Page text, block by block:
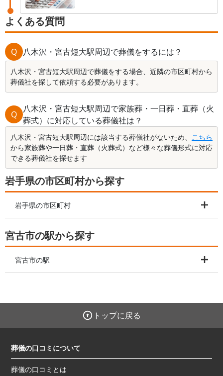
よくある質問
Q 八木沢・宮古短大駅周辺で葬儀をするには？
八木沢・宮古短大駅周辺で葬儀をする場合、近隣の市区町村から
葬儀社を探して依頼する必要があります。
Q
八木沢・宮古短大駅周辺で家族葬・一日葬・直葬（火
葬式）に対応している葬儀社は？
八木沢・宮古短大駅周辺には該当する葬儀社がないため、 こちら
から家族葬や一日葬・直葬（火葬式）など様々な葬儀形式に対応
できる葬儀社を探せます
岩手県の市区町村から探す
岩手県の市区町村
宮古市の駅から探す
宮古市の駅
トップに戻る
葬儀の口コミについて
葬儀の口コミとは